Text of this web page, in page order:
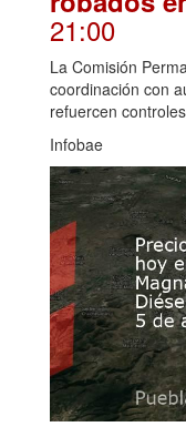
21:00
La Comisión
coordinación con
refuercen controles
Infobae